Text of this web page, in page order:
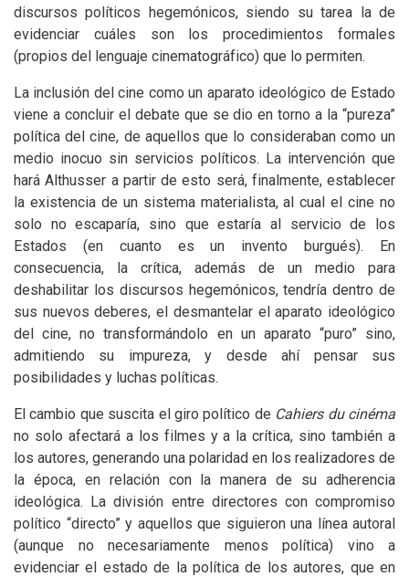
discursos políticos hegemónicos, siendo su tarea la de
evidenciar cuáles son los procedimientos formales
(propios del lenguaje cinematográfico) que lo permiten.
La inclusión del cine como un aparato ideológico de Estado
viene a concluir el debate que se dio en torno a la “pureza”
política del cine, de aquellos que lo consideraban como un
medio inocuo sin servicios políticos. La intervención que
hará Althusser a partir de esto será, finalmente, establecer
la existencia de un sistema materialista, al cual el cine no
solo no escaparía, sino que estaría al servicio de los
Estados (en cuanto es un invento burgués). En
consecuencia, la crítica, además de un medio para
deshabilitar los discursos hegemónicos, tendría dentro de
sus nuevos deberes, el desmantelar el aparato ideológico
del cine, no transformándolo en un aparato “puro” sino,
admitiendo su impureza, y desde ahí pensar sus
posibilidades y luchas políticas.
El cambio que suscita el giro político de Cahiers du cinéma
no solo afectará a los filmes y a la crítica, sino también a
los autores, generando una polaridad en los realizadores de
la época, en relación con la manera de su adherencia
ideológica. La división entre directores con compromiso
político “directo” y aquellos que siguieron una línea autoral
(aunque no necesariamente menos política) vino a
evidenciar el estado de la política de los autores, que en